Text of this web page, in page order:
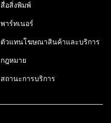
สื่อสิ่งพิมพ์
พาร์ทเนอร์
ตัวแทนโฆษณาสินค้าและบริการ
กฎหมาย
สถานะการบริการ